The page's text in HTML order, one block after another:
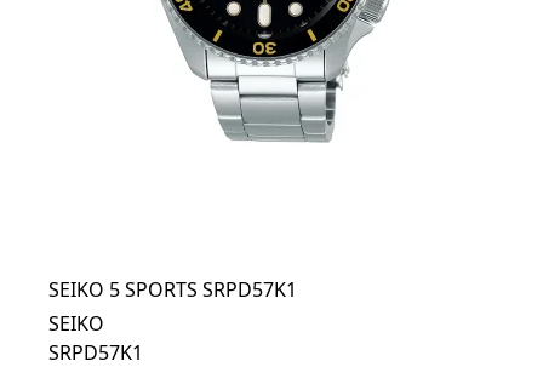
SEIKO 5 SPORTS SRPD57K1
SEIKO
SRPD57K1